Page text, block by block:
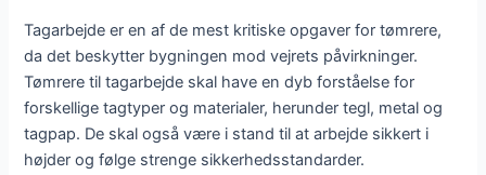
Tagarbejde er en af de mest kritiske opgaver for tømrere,
da det beskytter bygningen mod vejrets påvirkninger.
Tømrere til tagarbejde skal have en dyb forståelse for
forskellige tagtyper og materialer, herunder tegl, metal og
tagpap. De skal også være i stand til at arbejde sikkert i
højder og følge strenge sikkerhedsstandarder.